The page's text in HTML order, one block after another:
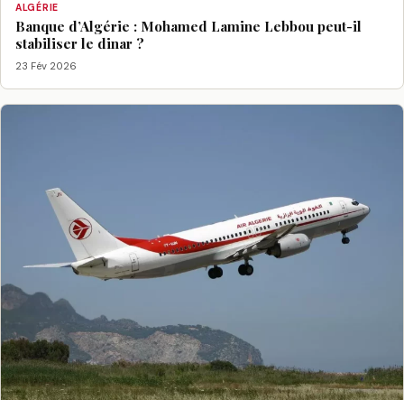
ALGÉRIE
Banque d’Algérie : Mohamed Lamine Lebbou peut-il
stabiliser le dinar ?
23 Fév 2026